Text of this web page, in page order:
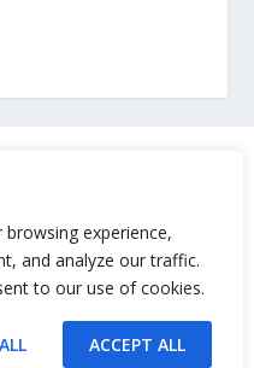
experience,
and analyze our traffic.
to our use of cookies.
ACCEPT ALL